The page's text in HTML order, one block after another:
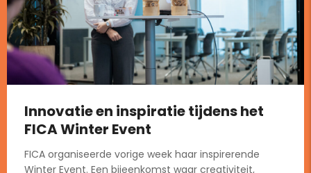
Innovatie en inspiratie tijdens het
FICA Winter Event
FICA organiseerde vorige week haar inspirerende
Winter Event. Een bijeenkomst waar creativiteit,